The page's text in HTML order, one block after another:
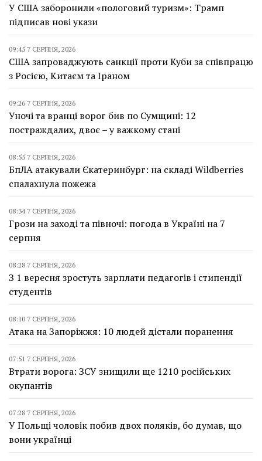
У США заборонили «пологовий туризм»: Трамп
підписав нові укази
09:45 7 СЕРПНЯ, 2026
США запроваджують санкції проти Куби за співпрацю
з Росією, Китаєм та Іраном
09:26 7 СЕРПНЯ, 2026
Уночі та вранці ворог бив по Сумщині: 12
постраждалих, двоє – у важкому стані
08:55 7 СЕРПНЯ, 2026
БпЛА атакували Єкатеринбург: на складі Wildberries
спалахнула пожежа
08:34 7 СЕРПНЯ, 2026
Грози на заході та півночі: погода в Україні на 7
серпня
08:28 7 СЕРПНЯ, 2026
З 1 вересня зростуть зарплати педагогів і стипендії
студентів
08:10 7 СЕРПНЯ, 2026
Атака на Запоріжжя: 10 людей дістали поранення
07:51 7 СЕРПНЯ, 2026
Втрати ворога: ЗСУ знищили ще 1210 російських
окупантів
07:28 7 СЕРПНЯ, 2026
У Польщі чоловік побив двох поляків, бо думав, що
вони українці